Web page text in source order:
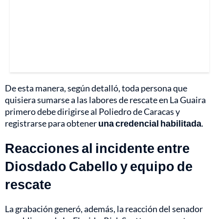
De esta manera, según detalló, toda persona que
quisiera sumarse a las labores de rescate en La Guaira
primero debe dirigirse al Poliedro de Caracas y
registrarse para obteneruna credencial habilitada.
Reacciones al incidente entre
Diosdado Cabello y equipo de
rescate
La grabación generó, además, la reacción del senador